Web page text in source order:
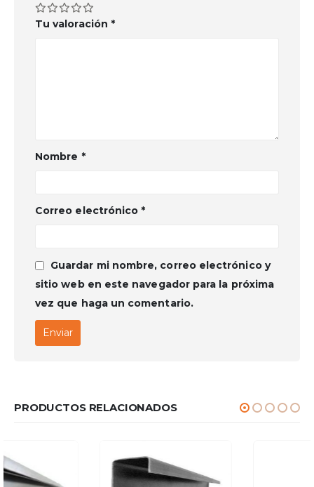
Tu valoración *
Nombre *
Correo electrónico *
Guardar mi nombre, correo electrónico y
sitio web en este navegador para la próxima
vez que haga un comentario.
PRODUCTOS RELACIONADOS